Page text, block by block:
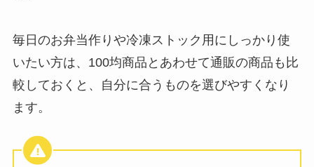
毎日のお弁当作りや冷凍ストック用にしっかり使
いたい方は、100均商品とあわせて通販の商品も比
較しておくと、自分に合うものを選びやすくなり
ます。